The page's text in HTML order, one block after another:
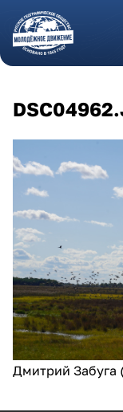
Перейти к
Дмитрий Забуга